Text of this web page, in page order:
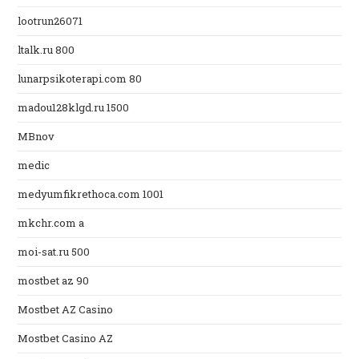
lootrun26071
ltalk.ru 800
lunarpsikoterapi.com 80
madou128klgd.ru 1500
MBnov
medic
medyumfikrethoca.com 1001
mkchr.com a
moi-sat.ru 500
mostbet az 90
Mostbet AZ Casino
Mostbet Casino AZ